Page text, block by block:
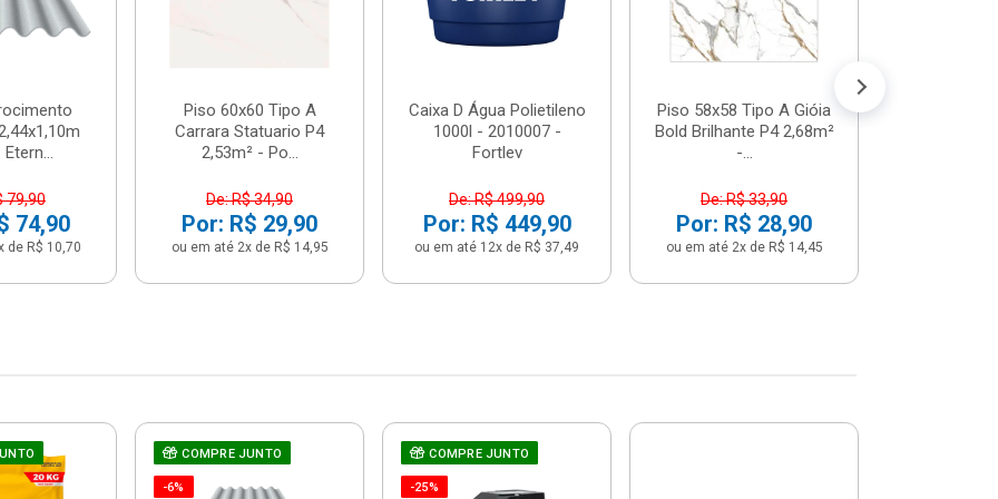
79,90
74,90
de R$ 10,70
Piso 60x60 Tipo A
Carrara Statuario P4
2,53m² - Po...
De: R$ 34,90
Por: R$ 29,90
ou em até 2x de R$ 14,95
Caixa D Água Polietileno
1000l - 2010007 -
Fortlev
De: R$ 499,90
Por: R$ 449,90
ou em até 12x de R$ 37,49
Piso 58x58 Tipo A Gióia
Bold Brilhante P4 2,68m²
-...
De: R$ 33,90
Por: R$ 28,90
ou em até 2x de R$ 14,45
COMPRE JUNTO
-6%
COMPRE JUNTO
-25%